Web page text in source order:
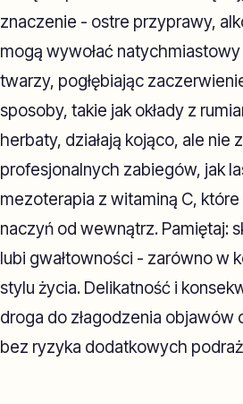
znaczenie - ostre przyprawy,
mogą wywołać natychmiastowy
twarzy, pogłębiając
sposoby, takie jak okłady z
herbaty, działają kojąco, ale nie
profesjonalnych zabiegów, jak
mezoterapia z witaminą C,
naczyń od wewnątrz. Pamiętaj:
lubi gwałtowności - zarówno w
stylu życia. Delikatność i
droga do złagodzenia objawów
bez ryzyka dodatkowych